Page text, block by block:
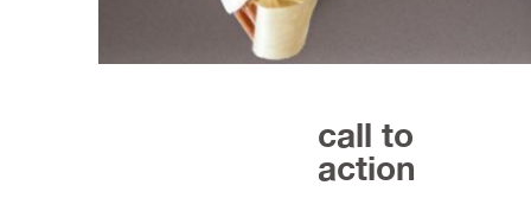
call to
action